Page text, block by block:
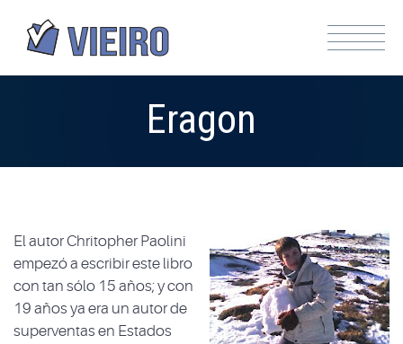
Eragon
El autor Chritopher Paolini
empezó a escribir este libro
con tan sólo 15 años; y con
19 años ya era un autor de
superventas en Estados